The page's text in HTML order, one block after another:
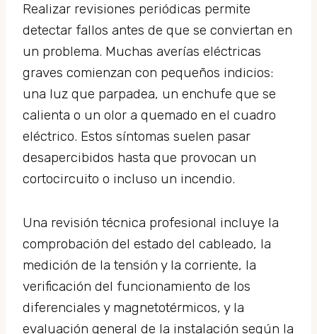
Realizar revisiones periódicas permite
detectar fallos antes de que se conviertan en
un problema. Muchas averías eléctricas
graves comienzan con pequeños indicios:
una luz que parpadea, un enchufe que se
calienta o un olor a quemado en el cuadro
eléctrico. Estos síntomas suelen pasar
desapercibidos hasta que provocan un
cortocircuito o incluso un incendio.
Una revisión técnica profesional incluye la
comprobación del estado del cableado, la
medición de la tensión y la corriente, la
verificación del funcionamiento de los
diferenciales y magnetotérmicos, y la
evaluación general de la instalación según la